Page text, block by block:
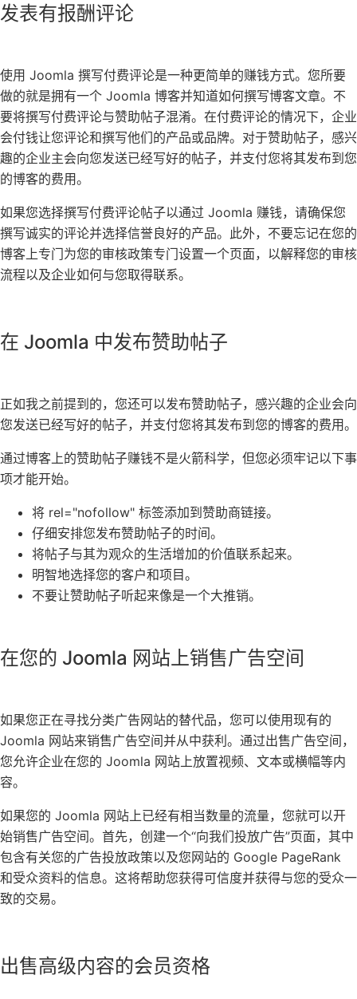
发表有报酬评论
使用 Joomla 撰写付费评论是一种更简单的赚钱方式。您所要
做的就是拥有一个 Joomla 博客并知道如何撰写博客文章。不
要将撰写付费评论与赞助帖子混淆。在付费评论的情况下，企业
会付钱让您评论和撰写他们的产品或品牌。对于赞助帖子，感兴
趣的企业主会向您发送已经写好的帖子，并支付您将其发布到您
的博客的费用。
如果您选择撰写付费评论帖子以通过 Joomla 赚钱，请确保您
撰写诚实的评论并选择信誉良好的产品。此外，不要忘记在您的
博客上专门为您的审核政策专门设置一个页面，以解释您的审核
流程以及企业如何与您取得联系。
在 Joomla 中发布赞助帖子
正如我之前提到的，您还可以发布赞助帖子，感兴趣的企业会向
您发送已经写好的帖子，并支付您将其发布到您的博客的费用。
通过博客上的赞助帖子赚钱不是火箭科学，但您必须牢记以下事
项才能开始。
将 rel="nofollow" 标签添加到赞助商链接。
仔细安排您发布赞助帖子的时间。
将帖子与其为观众的生活增加的价值联系起来。
明智地选择您的客户和项目。
不要让赞助帖子听起来像是一个大推销。
在您的 Joomla 网站上销售广告空间
如果您正在寻找分类广告网站的替代品，您可以使用现有的
Joomla 网站来销售广告空间并从中获利。通过出售广告空间，
您允许企业在您的 Joomla 网站上放置视频、文本或横幅等内
容。
如果您的 Joomla 网站上已经有相当数量的流量，您就可以开
始销售广告空间。首先，创建一个“向我们投放广告”页面，其中
包含有关您的广告投放政策以及您网站的 Google PageRank
和受众资料的信息。这将帮助您获得可信度并获得与您的受众一
致的交易。
出售高级内容的会员资格